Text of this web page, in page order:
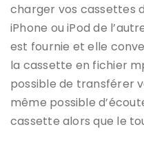
charger vos cassettes
iPhone ou iPod de
est fournie et elle
la cassette en fichier
possible de transférer
même possible
cassette alors que le